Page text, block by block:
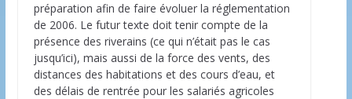
préparation afin de faire évoluer la réglementation
de 2006. Le futur texte doit tenir compte de la
présence des riverains (ce qui n’était pas le cas
jusqu’ici), mais aussi de la force des vents, des
distances des habitations et des cours d’eau, et
des délais de rentrée pour les salariés agricoles